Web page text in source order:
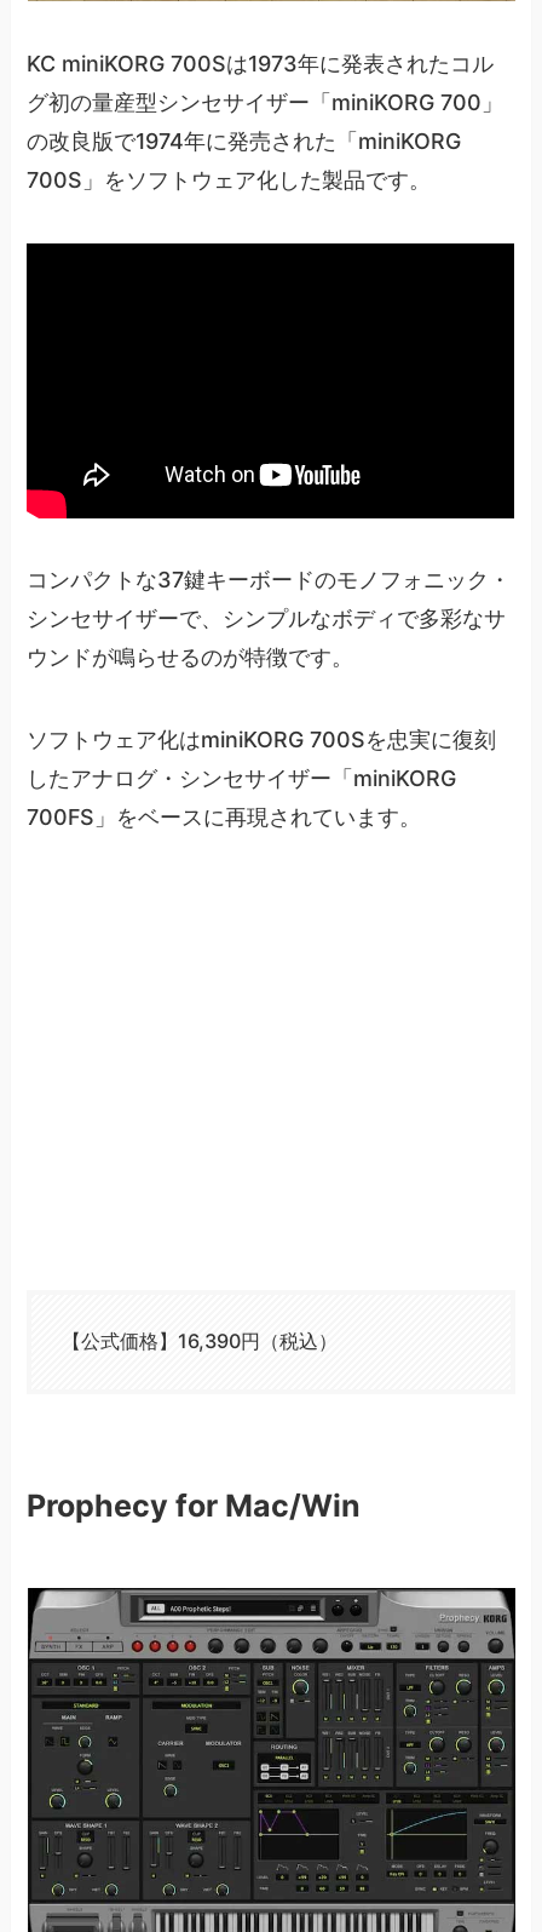
KC miniKORG 700Sは1973年に発表されたコル
グ初の量産型シンセサイザー「miniKORG 700」
の改良版で1974年に発売された「miniKORG
700S」をソフトウェア化した製品です。
コンパクトな37鍵キーボードのモノフォニック・
シンセサイザーで、シンプルなボディで多彩なサ
ウンドが鳴らせるのが特徴です。
ソフトウェア化はminiKORG 700Sを忠実に復刻
したアナログ・シンセサイザー「miniKORG
700FS」をベースに再現されています。
【公式価格】16,390円（税込）
Prophecy for Mac/Win